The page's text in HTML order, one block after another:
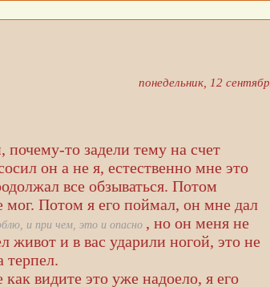
понедельник, 12
то задели тему на счет
он а не я, естественно мне это
все обзываться. Потом
мог. Потом я его поймал, он мне дал
и при чем, это и опасно , но он меня не
живот и в вас ударили ногой, это не
терпел.
видите это уже надоело, я его